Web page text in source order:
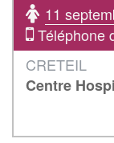
11
Téléphone
CRETEIL
Centre